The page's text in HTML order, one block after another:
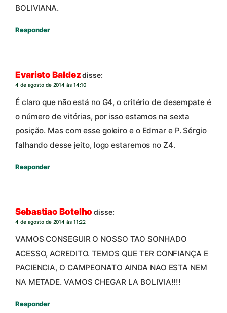
BOLIVIANA.
Responder
Evaristo Baldez disse:
4 de agosto de 2014 às 14:10
É claro que não está no G4, o critério de desempate é
o número de vitórias, por isso estamos na sexta
posição. Mas com esse goleiro e o Edmar e P. Sérgio
falhando desse jeito, logo estaremos no Z4.
Responder
Sebastiao Botelho disse:
4 de agosto de 2014 às 11:22
VAMOS CONSEGUIR O NOSSO TAO SONHADO
ACESSO, ACREDITO. TEMOS QUE TER CONFIANÇA E
PACIENCIA, O CAMPEONATO AINDA NAO ESTA NEM
NA METADE. VAMOS CHEGAR LA BOLIVIA!!!!
Responder